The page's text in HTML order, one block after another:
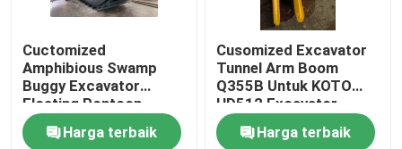
Cuctomized
Amphibious Swamp
Buggy Excavator
Floating Pontoon
Q355b Disesuaikan
untuk excavator Sy135
Harga terbaik
Cusomized Excavator
Tunnel Arm Boom
Q355B Untuk KOTO
HD512 Excavator
Harga terbaik